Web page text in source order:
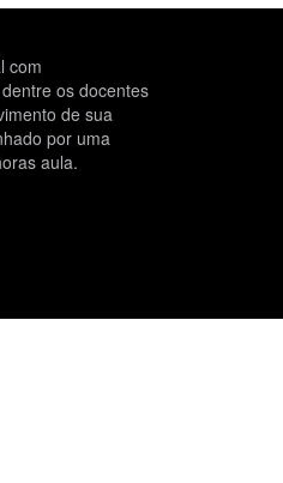
com
os docentes
de sua
por uma
aula.